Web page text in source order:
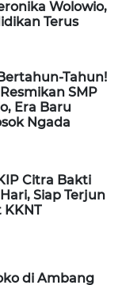
Wolowio,
Terus
Tahun!
SMP
Era Baru
Ngada
Citra Bakti
Siap Terjun
KKNT
di Ambang